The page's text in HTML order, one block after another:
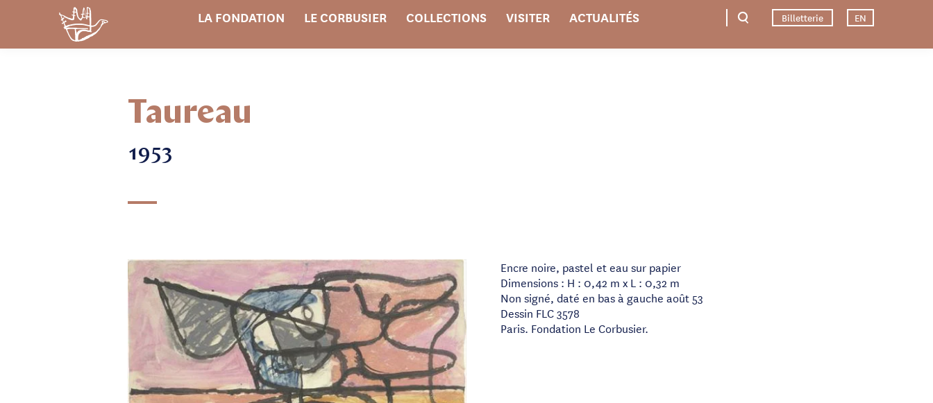
LA FONDATION LE CORBUSIER COLLECTIONS VISITER ACTUALITÉS Billetterie EN
Taureau
1953
Encre noire, pastel et eau sur papier
Dimensions : H : 0,42 m x L : 0,32 m
Non signé, daté en bas à gauche août 53
Dessin FLC 3578
Paris. Fondation Le Corbusier.